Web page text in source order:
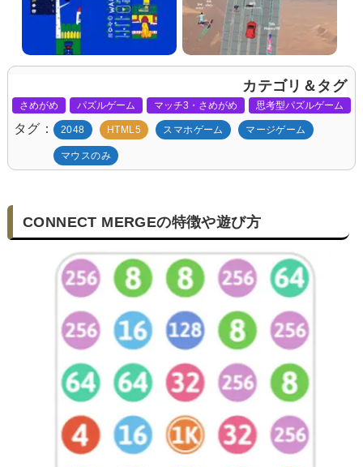
カテゴリ＆タグ
さめがめ パズルゲーム マッチ3・さめがめ 思考型パズルゲーム
タグ 2048 HTML5 スマホゲーム マージゲーム
マウスのみ
CONNECT MERGEの特徴や遊び方